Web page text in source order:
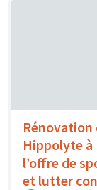
Hippolyte
l’offre de
et lutter